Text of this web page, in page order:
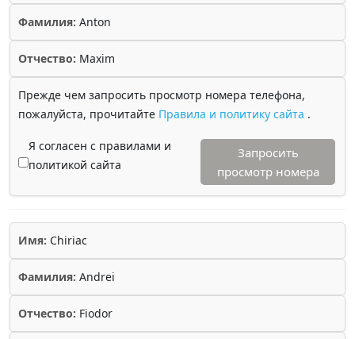
Фамилия: Anton
Отчество: Maxim
Прежде чем запросить просмотр номера телефона,
пожалуйста, прочитайте Правила и политику сайта .
Я согласен с правилами и
политикой сайта
Запросить
просмотр номера
Имя: Chiriac
Фамилия: Andrei
Отчество: Fiodor